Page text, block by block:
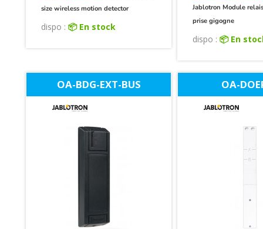
size wireless motion detector
dispo : 📦 En stock
Jablotron Module
prise gigogne
dispo : 📦 En
OA-BDG-EXT-BUS OA-